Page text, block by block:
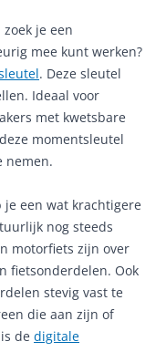
je een
mee kunt werken?
. Deze sleutel
Ideaal voor
met kwetsbare
momentsleutel
nemen.
een wat krachtigere
nog steeds
motorfiets zijn over
fietsonderdelen. Ook
stevig vast te
die aan zijn of
de digitale